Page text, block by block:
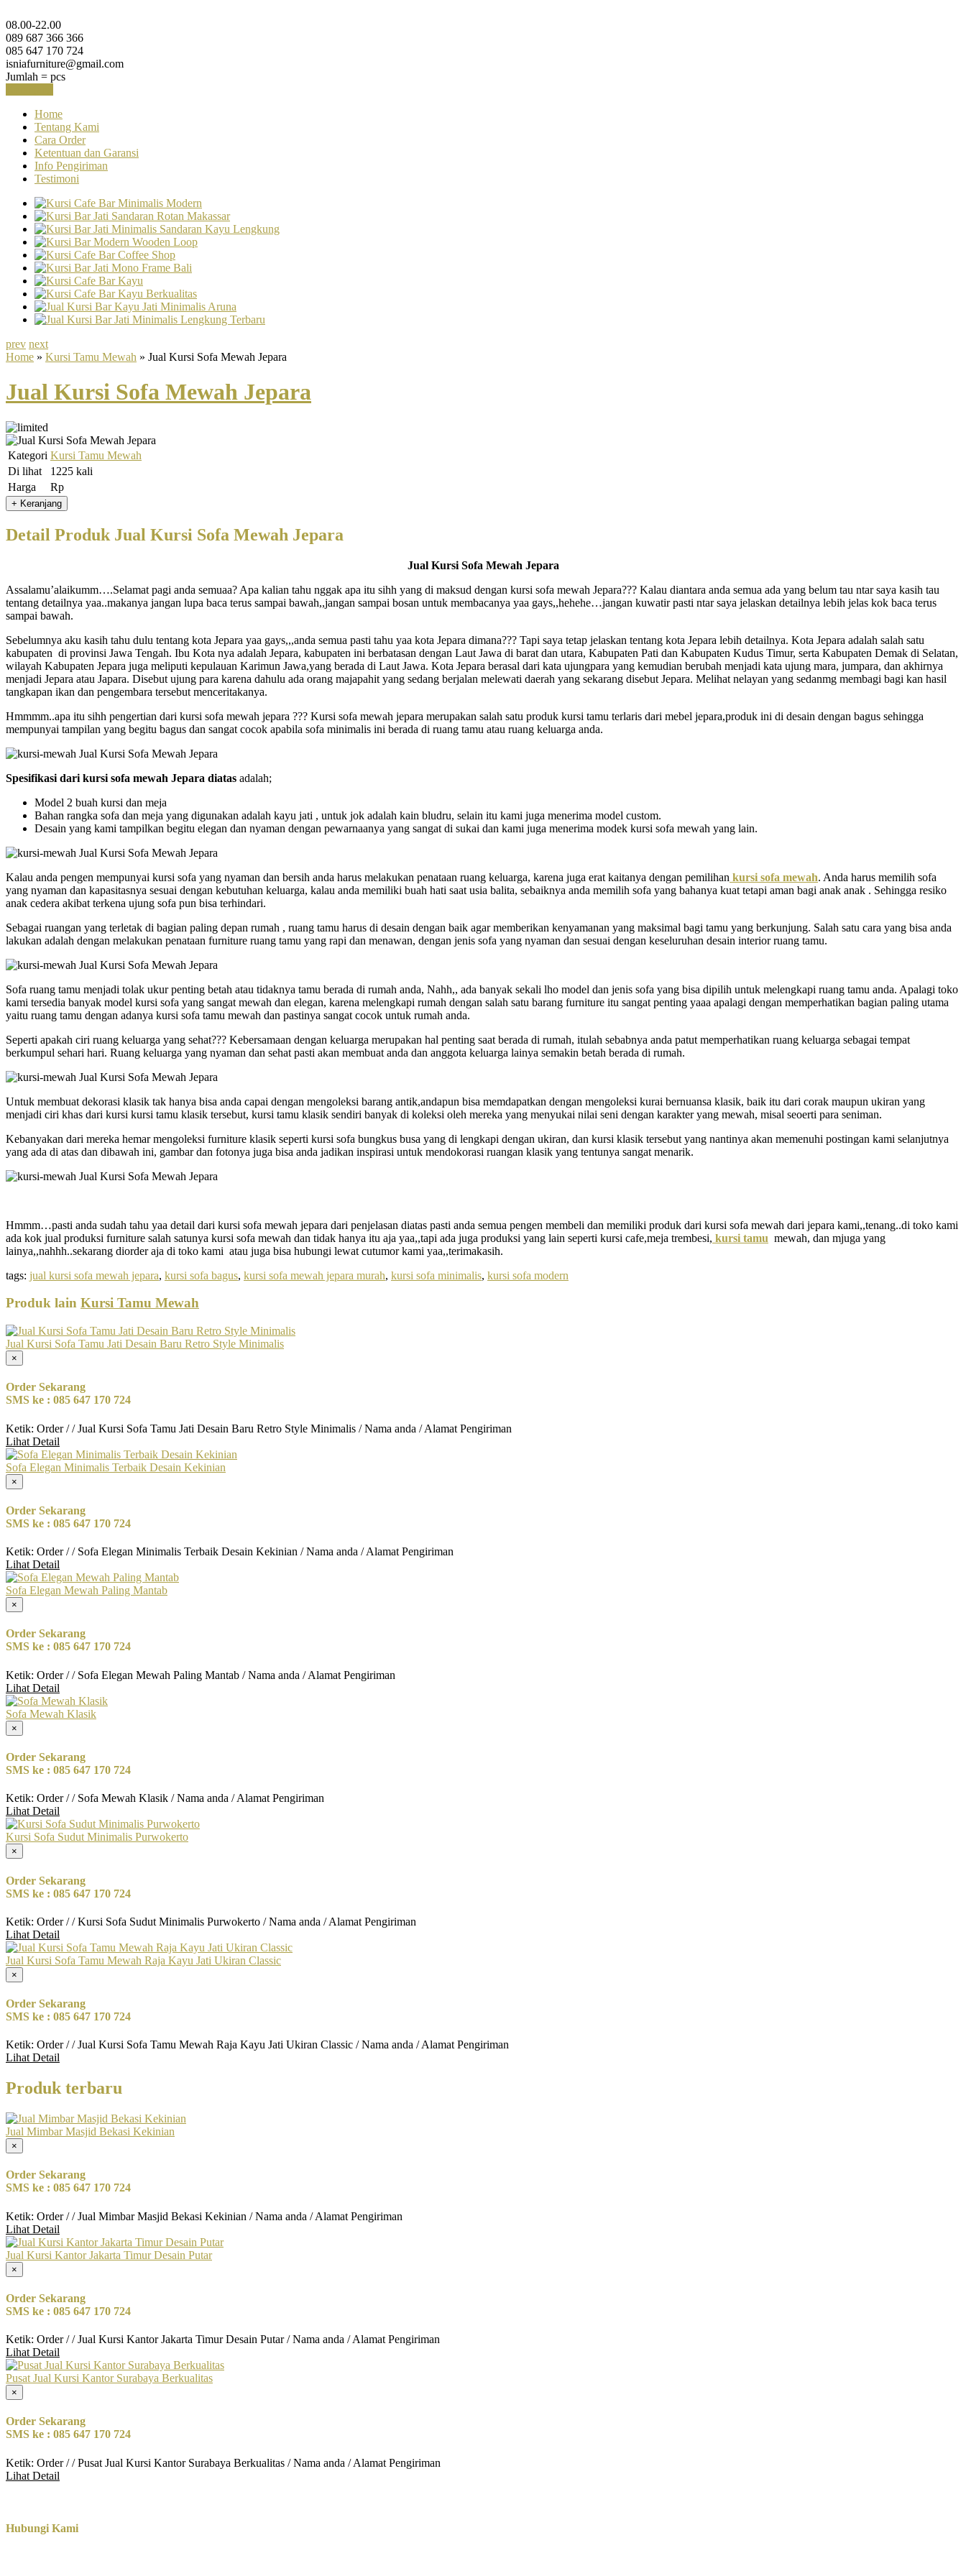
08.00-22.00
089 687 366 366
085 647 170 724
isniafurniture@gmail.com
Jumlah = pcs
Home
Tentang Kami
Cara Order
Ketentuan dan Garansi
Info Pengiriman
Testimoni
prev next
Home » Kursi Tamu Mewah » Jual Kursi Sofa Mewah Jepara
Jual Kursi Sofa Mewah Jepara
Kategori Kursi Tamu Mewah
Di lihat
1225 kali
Harga
Rp
Detail Produk Jual Kursi Sofa Mewah Jepara
Jual Kursi Sofa Mewah Jepara
Assalamu’alaikumm….Selamat pagi anda semuaa? Apa kalian tahu nggak apa itu sihh yang di maksud dengan kursi sofa mewah Jepara??? Kalau diantara anda semua ada yang belum tau ntar saya kasih tau
tentang detailnya yaa..makanya jangan lupa baca terus sampai bawah,,jangan sampai bosan untuk membacanya yaa gays,,hehehe…jangan kuwatir pasti ntar saya jelaskan detailnya lebih jelas kok baca terus
sampai bawah.
Sebelumnya aku kasih tahu dulu tentang kota Jepara yaa gays,,,anda semua pasti tahu yaa kota Jepara dimana??? Tapi saya tetap jelaskan tentang kota Jepara lebih detailnya. Kota Jepara adalah salah satu
kabupaten di provinsi Jawa Tengah. Ibu Kota nya adalah Jepara, kabupaten ini berbatasan dengan Laut Jawa di barat dan utara, Kabupaten Pati dan Kabupaten Kudus Timur, serta Kabupaten Demak di Selatan,
wilayah Kabupaten Jepara juga meliputi kepulauan Karimun Jawa,yang berada di Laut Jawa. Kota Jepara berasal dari kata ujungpara yang kemudian berubah menjadi kata ujung mara, jumpara, dan akhirnya
menjadi Jepara atau Japara. Disebut ujung para karena dahulu ada orang majapahit yang sedang berjalan melewati daerah yang sekarang disebut Jepara. Melihat nelayan yang sedanmg membagi bagi kan hasil
tangkapan ikan dan pengembara tersebut menceritakanya.
Hmmmm..apa itu sihh pengertian dari kursi sofa mewah jepara ??? Kursi sofa mewah jepara merupakan salah satu produk kursi tamu terlaris dari mebel jepara,produk ini di desain dengan bagus sehingga
mempunyai tampilan yang begitu bagus dan sangat cocok apabila sofa minimalis ini berada di ruang tamu atau ruang keluarga anda.
Spesifikasi dari kursi sofa mewah Jepara diatas adalah;
Model 2 buah kursi dan meja
Bahan rangka sofa dan meja yang digunakan adalah kayu jati , untuk jok adalah kain bludru, selain itu kami juga menerima model custom.
Desain yang kami tampilkan begitu elegan dan nyaman dengan pewarnaanya yang sangat di sukai dan kami juga menerima modek kursi sofa mewah yang lain.
Kalau anda pengen mempunyai kursi sofa yang nyaman dan bersih anda harus melakukan penataan ruang keluarga, karena juga erat kaitanya dengan pemilihan kursi sofa mewah. Anda harus memilih sofa
yang nyaman dan kapasitasnya sesuai dengan kebutuhan keluarga, kalau anda memiliki buah hati saat usia balita, sebaiknya anda memilih sofa yang bahanya kuat tetapi aman bagi anak anak . Sehingga resiko
anak cedera akibat terkena ujung sofa pun bisa terhindari.
Sebagai ruangan yang terletak di bagian paling depan rumah , ruang tamu harus di desain dengan baik agar memberikan kenyamanan yang maksimal bagi tamu yang berkunjung. Salah satu cara yang bisa anda
lakukan adalah dengan melakukan penataan furniture ruang tamu yang rapi dan menawan, dengan jenis sofa yang nyaman dan sesuai dengan keseluruhan desain interior ruang tamu.
Sofa ruang tamu menjadi tolak ukur penting betah atau tidaknya tamu berada di rumah anda, Nahh,, ada banyak sekali lho model dan jenis sofa yang bisa dipilih untuk melengkapi ruang tamu anda. Apalagi toko
kami tersedia banyak model kursi sofa yang sangat mewah dan elegan, karena melengkapi rumah dengan salah satu barang furniture itu sangat penting yaaa apalagi dengan memperhatikan bagian paling utama
yaitu ruang tamu dengan adanya kursi sofa tamu mewah dan pastinya sangat cocok untuk rumah anda.
Seperti apakah ciri ruang keluarga yang sehat??? Kebersamaan dengan keluarga merupakan hal penting saat berada di rumah, itulah sebabnya anda patut memperhatikan ruang keluarga sebagai tempat
berkumpul sehari hari. Ruang keluarga yang nyaman dan sehat pasti akan membuat anda dan anggota keluarga lainya semakin betah berada di rumah.
Untuk membuat dekorasi klasik tak hanya bisa anda capai dengan mengoleksi barang antik,andapun bisa memdapatkan dengan mengoleksi kurai bernuansa klasik, baik itu dari corak maupun ukiran yang
menjadi ciri khas dari kursi kursi tamu klasik tersebut, kursi tamu klasik sendiri banyak di koleksi oleh mereka yang menyukai nilai seni dengan karakter yang mewah, misal seoerti para seniman.
Kebanyakan dari mereka hemar mengoleksi furniture klasik seperti kursi sofa bungkus busa yang di lengkapi dengan ukiran, dan kursi klasik tersebut yang nantinya akan memenuhi postingan kami selanjutnya
yang ada di atas dan dibawah ini, gambar dan fotonya juga bisa anda jadikan inspirasi untuk mendokorasi ruangan klasik yang tentunya sangat menarik.
Hmmm…pasti anda sudah tahu yaa detail dari kursi sofa mewah jepara dari penjelasan diatas pasti anda semua pengen membeli dan memiliki produk dari kursi sofa mewah dari jepara kami,,tenang..di toko kami
ada kok jual produksi furniture salah satunya kursi sofa mewah dan tidak hanya itu aja yaa,,tapi ada juga produksi yang lain seperti kursi cafe,meja trembesi, kursi tamu mewah, dan mjuga yang
lainya,,nahhh..sekarang diorder aja di toko kami atau juga bisa hubungi lewat cutumor kami yaa,,terimakasih.
tags: jual kursi sofa mewah jepara, kursi sofa bagus, kursi sofa mewah jepara murah, kursi sofa minimalis, kursi sofa modern
Produk lain Kursi Tamu Mewah
Jual Kursi Sofa Tamu Jati Desain Baru Retro Style Minimalis
×
Order Sekarang
SMS ke : 085 647 170 724
Ketik: Order / / Jual Kursi Sofa Tamu Jati Desain Baru Retro Style Minimalis / Nama anda / Alamat Pengiriman
Lihat Detail
Sofa Elegan Minimalis Terbaik Desain Kekinian
×
Order Sekarang
SMS ke : 085 647 170 724
Ketik: Order / / Sofa Elegan Minimalis Terbaik Desain Kekinian / Nama anda / Alamat Pengiriman
Lihat Detail
Sofa Elegan Mewah Paling Mantab
×
Order Sekarang
SMS ke : 085 647 170 724
Ketik: Order / / Sofa Elegan Mewah Paling Mantab / Nama anda / Alamat Pengiriman
Lihat Detail
Sofa Mewah Klasik
×
Order Sekarang
SMS ke : 085 647 170 724
Ketik: Order / / Sofa Mewah Klasik / Nama anda / Alamat Pengiriman
Lihat Detail
Kursi Sofa Sudut Minimalis Purwokerto
×
Order Sekarang
SMS ke : 085 647 170 724
Ketik: Order / / Kursi Sofa Sudut Minimalis Purwokerto / Nama anda / Alamat Pengiriman
Lihat Detail
Jual Kursi Sofa Tamu Mewah Raja Kayu Jati Ukiran Classic
×
Order Sekarang
SMS ke : 085 647 170 724
Ketik: Order / / Jual Kursi Sofa Tamu Mewah Raja Kayu Jati Ukiran Classic / Nama anda / Alamat Pengiriman
Lihat Detail
Produk terbaru
Jual Mimbar Masjid Bekasi Kekinian
×
Order Sekarang
SMS ke : 085 647 170 724
Ketik: Order / / Jual Mimbar Masjid Bekasi Kekinian / Nama anda / Alamat Pengiriman
Lihat Detail
Jual Kursi Kantor Jakarta Timur Desain Putar
×
Order Sekarang
SMS ke : 085 647 170 724
Ketik: Order / / Jual Kursi Kantor Jakarta Timur Desain Putar / Nama anda / Alamat Pengiriman
Lihat Detail
Pusat Jual Kursi Kantor Surabaya Berkualitas
×
Order Sekarang
SMS ke : 085 647 170 724
Ketik: Order / / Pusat Jual Kursi Kantor Surabaya Berkualitas / Nama anda / Alamat Pengiriman
Lihat Detail
Hubungi Kami